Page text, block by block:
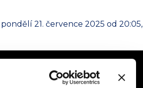
21. července 2025 od 20:05,